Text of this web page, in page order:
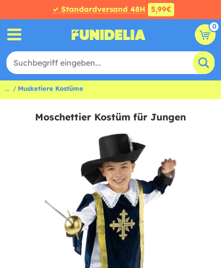
✓ Standardversand 48H 5,99€
0
... Musketiere Kostüme
Moschettier Kostüm für Jungen